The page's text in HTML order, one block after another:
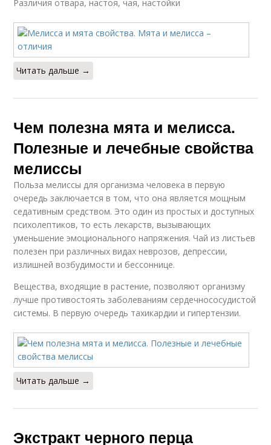
Различия отвара, настоя, чая, настойки
Читать дальше →
Чем полезна мята и мелисса.
Полезные и лечебные свойства
мелиссы
Польза мелиссы для организма человека в первую
очередь заключается в том, что она является мощным
седативным средством. Это один из простых и доступных
психолептиков, то есть лекарств, вызывающих
уменьшение эмоционального напряжения. Чай из листьев
полезен при различных видах неврозов, депрессии,
излишней возбудимости и бессоннице.
Вещества, входящие в растение, позволяют организму
лучше противостоять заболеваниям сердечнососудистой
системы. В первую очередь тахикардии и гипертензии.
Читать дальше →
Экстракт черного перца